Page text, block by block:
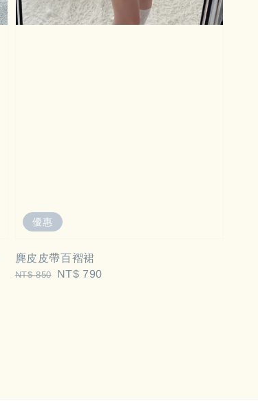
優惠
麂皮皮帶百褶裙
Regular
NT$ 850
Sale
NT$ 790